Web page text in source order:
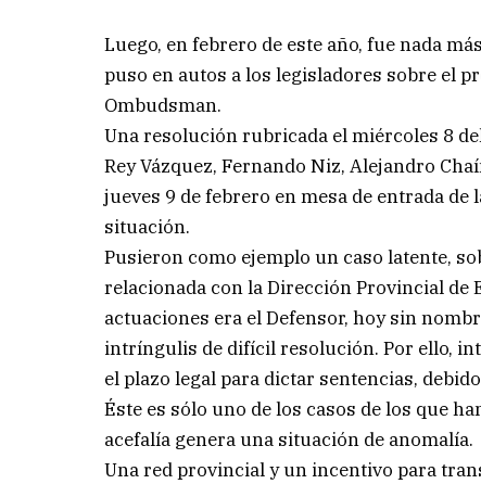
Luego, en febrero de este año, fue nada
puso en autos a los legisladores sobre el
Ombudsman.
Una resolución rubricada el miércoles 8
Rey Vázquez, Fernando Niz, Alejandro
jueves 9 de febrero en mesa de entrada
situación.
Pusieron como ejemplo un caso latente,
relacionada con la Dirección Provincial de
actuaciones era el Defensor, hoy sin
intríngulis de difícil resolución. Por ello,
el plazo legal para dictar sentencias,
Éste es sólo uno de los casos de los que
acefalía genera una situación de anomalía.
Una red provincial y un incentivo para